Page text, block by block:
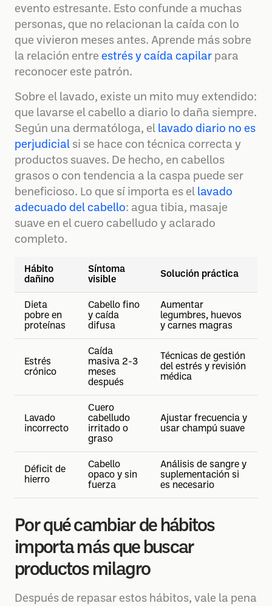
evento estresante. Esto confunde a muchas
personas, que no relacionan la caída con lo
que vivieron meses antes. Aprende más sobre
la relación entre estrés y caída capilar para
reconocer este patrón.
Sobre el lavado, existe un mito muy extendido:
que lavarse el cabello a diario lo daña siempre.
Según una dermatóloga, el lavado diario no es
perjudicial si se hace con técnica correcta y
productos suaves. De hecho, en cabellos
grasos o con tendencia a la caspa puede ser
beneficioso. Lo que sí importa es el lavado
adecuado del cabello: agua tibia, masaje
suave en el cuero cabelludo y aclarado
completo.
Hábito
dañino
Síntoma
visible
Solución práctica
Dieta
pobre en
proteínas
Cabello fino
y caída
difusa
Aumentar
legumbres, huevos
y carnes magras
Estrés
crónico
Caída
masiva 2-3
meses
después
Técnicas de gestión
del estrés y revisión
médica
Lavado
incorrecto
Cuero
cabelludo
irritado o
graso
Ajustar frecuencia y
usar champú suave
Déficit de
hierro
Cabello
opaco y sin
fuerza
Análisis de sangre y
suplementación si
es necesario
Por qué cambiar de hábitos
importa más que buscar
productos milagro
Después de repasar estos hábitos, vale la pena